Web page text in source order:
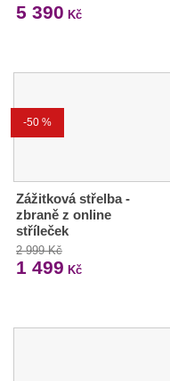
5 390 Kč
-50 %
Zážitková střelba -
zbraně z online
stříleček
2 999 Kč
1 499 Kč